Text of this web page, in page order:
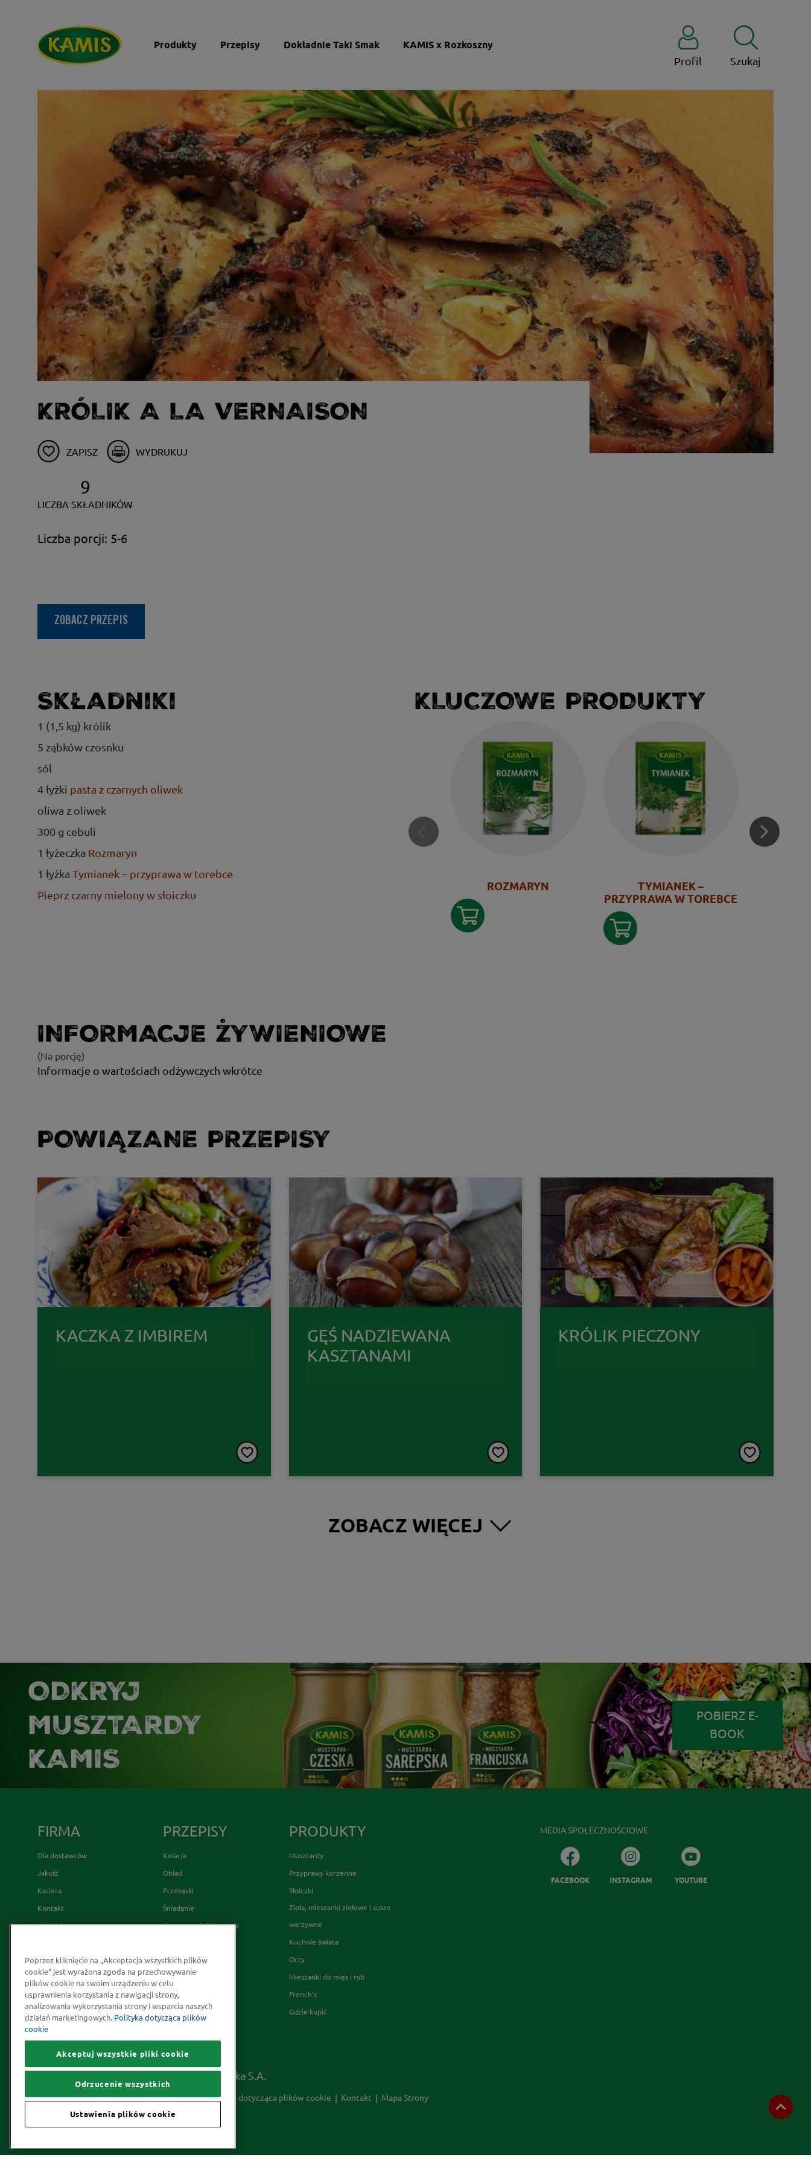
Produkty Przepisy Dokładnie Taki Smak KAMIS x Rozkoszny
Profil Szukaj
KRÓLIK A LA VERNAISON
ZAPISZ WYDRUKUJ
9
LICZBA SKŁADNIKÓW
Liczba porcji: 5-6
ZOBACZ PRZEPIS
Składniki
1 (1,5 kg) królik
5 ząbków czosnku
sól
4 łyżki pasta z czarnych oliwek
oliwa z oliwek
300 g cebuli
1 łyżeczka Rozmaryn
1 łyżka Tymianek – przyprawa w torebce
Pieprz czarny mielony w słoiczku
KLUCZOWE PRODUKTY
ROZMARYN
TYMIANEK –
PRZYPRAWA W TOREBCE
INFORMACJE ŻYWIENIOWE
(Na porcję)
Informacje o wartościach odżywczych wkrótce
POWIĄZANE PRZEPISY
KACZKA Z IMBIREM
GĘŚ NADZIEWANA
KASZTANAMI
KRÓLIK PIECZONY
ZOBACZ WIĘCEJ
ODKRYJ
MUSZTARDY
KAMIS
POBIERZ E-
BOOK
FIRMA
Dla dostawców
Jakość
Kariera
Kontakt
Artykuły
Skąd bierzemy nasze przyprawy
Strategia Podatkowa
Społeczna odpowiedzialność
Kakao odpowiedzialnie
pozyskiwane
PRZEPISY
Kolacja
Obiad
Przekąski
Śniadanie
desery wypieki i napoje
PRODUKTY
Musztardy
Przyprawy korzenne
Słoiczki
Zioła, mieszanki ziołowe i susze
warzywne
Kuchnie świata
Octy
Mieszanki do mięs i ryb
French's
Gdzie kupić
MEDIA SPOŁECZNOŚCIOWE
FACEBOOK INSTAGRAM YOUTUBE
Prawa autorskie © 2026 McCormick Polska S.A.
Informacje na temat ochrony prywatności Polityka dotycząca plików cookie Kontakt Mapa Strony
Poprzez kliknięcie na „Akceptacja wszystkich plików
cookie” jest wyrażona zgoda na przechowywanie
plików cookie na swoim urządzeniu w celu
usprawnienia korzystania z nawigacji strony,
analizowania wykorzystania strony i wsparcia naszych
działań marketingowych. Polityka dotycząca plików
cookie
Akceptuj wszystkie pliki cookie
Odrzucenie wszystkich
Ustawienia plików cookie